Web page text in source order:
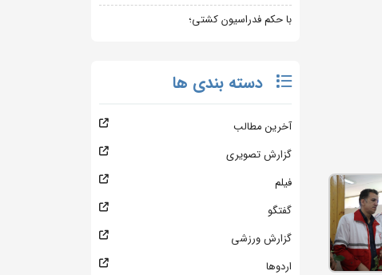
با حکم فدراسیون کشتی؛
دسته بندی ها
آخرین مطالب
گزارش تصویری
فیلم
گفتگو
گزارش ورزشی
اردوها